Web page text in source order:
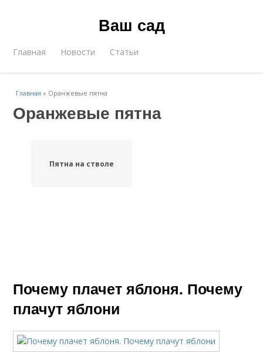
Ваш сад
Главная Новости Статьи
Главная » Оранжевые пятна
Оранжевые пятна
Пятна на стволе
Почему плачет яблоня. Почему
плачут яблони